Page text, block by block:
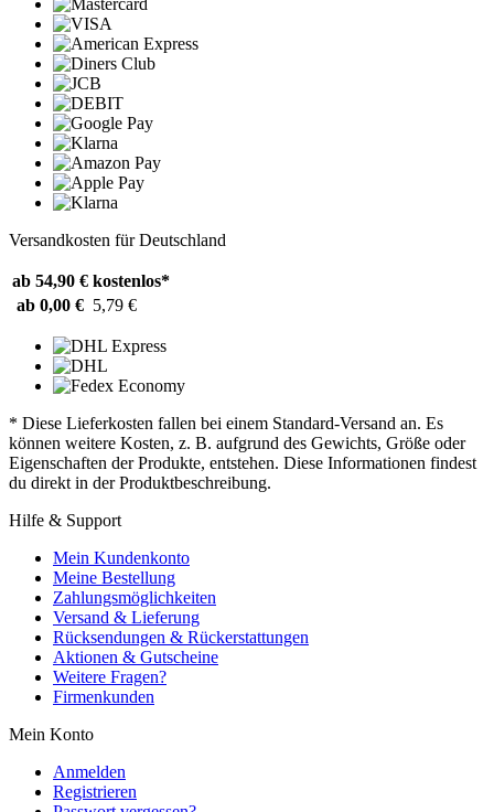
Versandkosten für Deutschland
ab 54,90 € kostenlos*
ab 0,00 € 5,79 €
* Diese Lieferkosten fallen bei einem Standard-Versand an. Es
können weitere Kosten, z. B. aufgrund des Gewichts, Größe oder
Eigenschaften der Produkte, entstehen. Diese Informationen findest
du direkt in der Produktbeschreibung.
Hilfe & Support
Mein Kundenkonto
Meine Bestellung
Zahlungsmöglichkeiten
Versand & Lieferung
Rücksendungen & Rückerstattungen
Aktionen & Gutscheine
Weitere Fragen?
Firmenkunden
Mein Konto
Anmelden
Registrieren